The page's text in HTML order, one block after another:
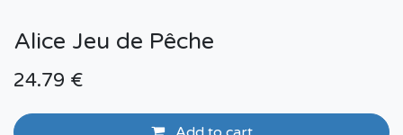
Alice Jeu de Pêche
24.79 €